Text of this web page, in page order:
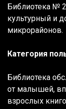
Библиотека №
культурный и
микрорайонов.
Категория
Библиотека
от малышей,
взрослых